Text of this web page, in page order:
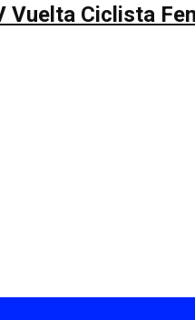
Vuelta Ciclista